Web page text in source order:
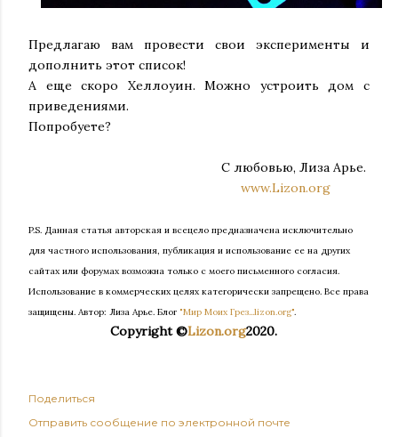
Предлагаю вам провести свои эксперименты и
дополнить этот список!
А еще скоро Хеллоуин. Можно устроить дом с
приведениями.
Попробуете?
С любовью, Лиза Арье.
www.Lizon.org
P.S. Данная статья авторская и всецело предназначена исключительно
для частного использования, публикация и использование ее на других
сайтах или форумах возможна только с моего письменного согласия.
Использование в коммерческих целях категорически запрещено. Все права
защищены. Автор: Лиза Арье. Блог "Мир Моих Грез...lizon.org".
Copyright ©Lizon.org2020.
Поделиться
Отправить сообщение по электронной почте